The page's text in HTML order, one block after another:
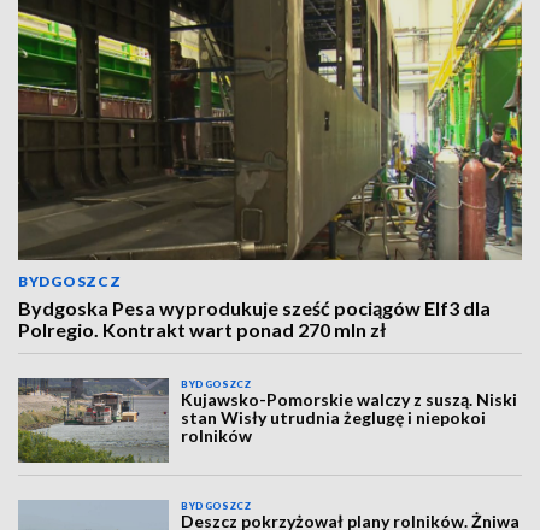
BYDGOSZCZ
Bydgoska Pesa wyprodukuje sześć pociągów Elf3 dla
Polregio. Kontrakt wart ponad 270 mln zł
BYDGOSZCZ
Kujawsko-Pomorskie walczy z suszą. Niski
stan Wisły utrudnia żeglugę i niepokoi
rolników
BYDGOSZCZ
Deszcz pokrzyżował plany rolników. Żniwa